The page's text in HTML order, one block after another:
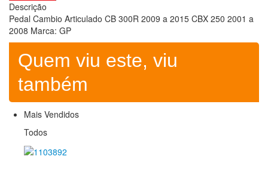
Reparos
Viseiras
Escapamentos Escapamentos
Escapamentos
Off Road
On Road
Protetor de escapamento
Linha Bike Linha Bike
Linha Bike
Bike
Descrição
Pedal Cambio Articulado CB 300R 2009 a 2015 CBX 250 2001 a
2008 Marca: GP
Quem viu este, viu
também
Mais Vendidos
Todos